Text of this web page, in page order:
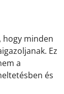
hogy minden
Ez
a
és